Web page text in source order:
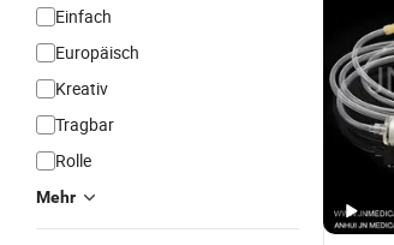
Einfach
Europäisch
Kreativ
Tragbar
Rolle
Mehr